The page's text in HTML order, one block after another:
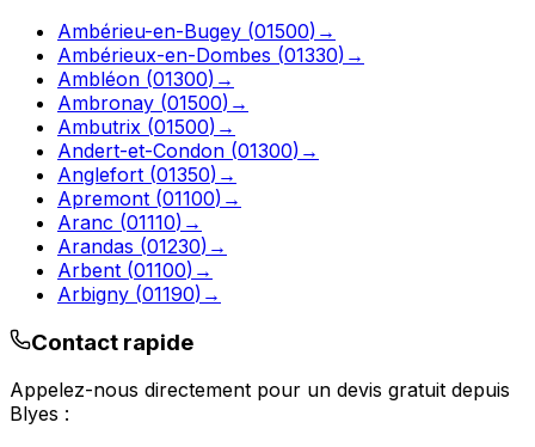
Ambérieu-en-Bugey (01500) →
Ambérieux-en-Dombes (01330) →
Ambléon (01300) →
Ambronay (01500) →
Ambutrix (01500) →
Andert-et-Condon (01300) →
Anglefort (01350) →
Apremont (01100) →
Aranc (01110) →
Arandas (01230) →
Arbent (01100) →
Arbigny (01190) →
Contact rapide
Appelez-nous directement pour un devis gratuit depuis
Blyes :